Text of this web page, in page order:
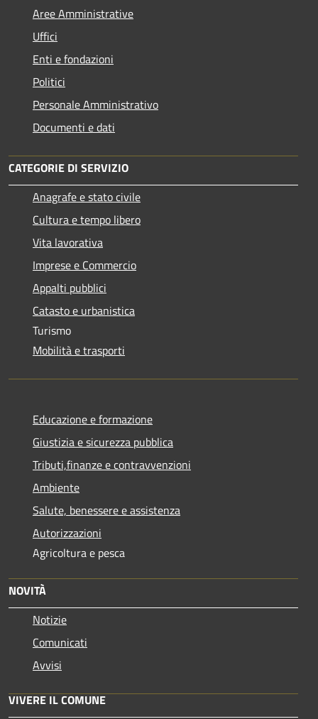
Aree Amministrative
Uffici
Enti e fondazioni
Politici
Personale Amministrativo
Documenti e dati
CATEGORIE DI SERVIZIO
Anagrafe e stato civile
Cultura e tempo libero
Vita lavorativa
Imprese e Commercio
Appalti pubblici
Catasto e urbanistica
Turismo
Mobilità e trasporti
Educazione e formazione
Giustizia e sicurezza pubblica
Tributi,finanze e contravvenzioni
Ambiente
Salute, benessere e assistenza
Autorizzazioni
Agricoltura e pesca
NOVITÀ
Notizie
Comunicati
Avvisi
VIVERE IL COMUNE